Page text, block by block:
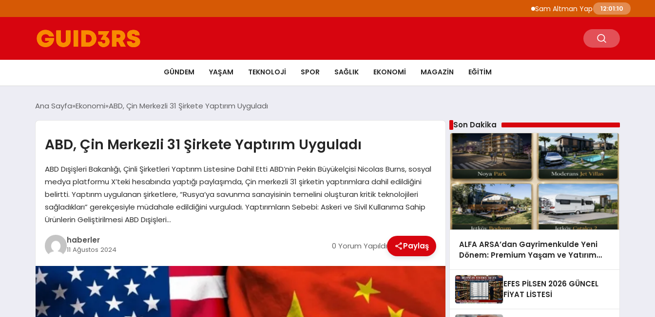
Sam Altman Yapay Zeka Gelişiminde Fren
12:01:11
GÜNDEM YAŞAM TEKNOLOJI SPOR SAĞLIK EKONOMI MAGAZIN EĞITIM
Ana Sayfa Ekonomi ABD, Çin Merkezli 31 Şirkete Yaptırım Uyguladı
ABD, Çin Merkezli 31 Şirkete Yaptırım Uyguladı
ABD Dışişleri Bakanlığı, Çinli Şirketleri Yaptırım Listesine Dahil Etti ABD’nin Pekin Büyükelçisi Nicolas Burns, sosyal
medya platformu X’teki hesabında yaptığı paylaşımda, Çin merkezli 31 şirketin yaptırımlara dahil edildiğini
belirtti. Yaptırım uygulanan şirketlere, “Rusya’ya savunma sanayisinin temelini oluşturan kritik teknolojileri
sağladıkları” gerekçesiyle müdahale edildiğini vurguladı. Yaptırımların Sebebi: Askeri ve Sivil Kullanıma Sahip
Ürünlerin Geliştirilmesi ABD Dışişleri…
haberler
11 Ağustos 2024 0 Yorum Yapıldı Paylaş
Son Dakika
ALFA ARSA’dan Gayrimenkulde Yeni
Dönem: Premium Yaşam ve Yatırım
EFES PİLSEN 2026 GÜNCEL
FİYAT LİSTESİ